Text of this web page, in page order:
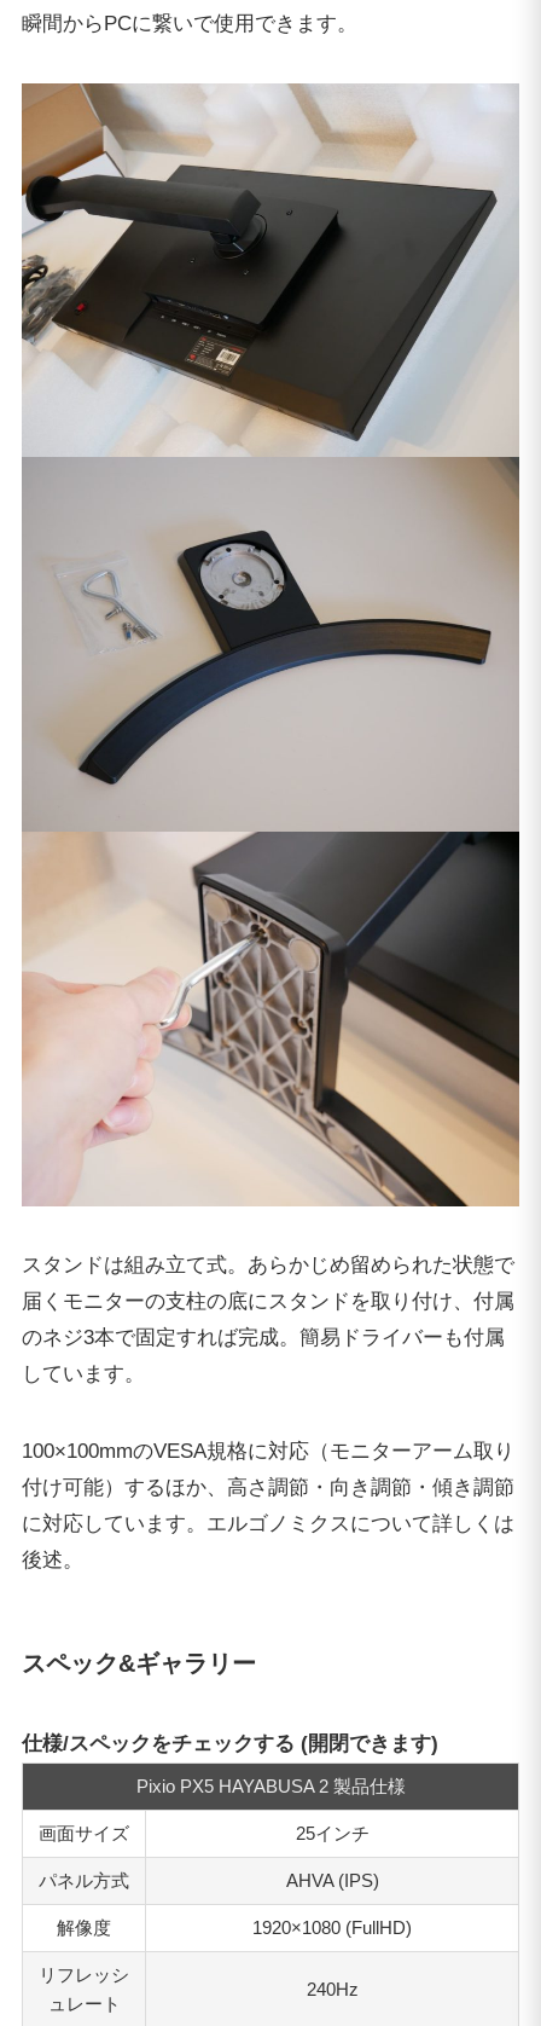
瞬間からPCに繋いで使用できます。
スタンドは組み立て式。あらかじめ留められた状態で
届くモニターの支柱の底にスタンドを取り付け、付属
のネジ3本で固定すれば完成。簡易ドライバーも付属
しています。
100×100mmのVESA規格に対応（モニターアーム取り
付け可能）するほか、高さ調節・向き調節・傾き調節
に対応しています。エルゴノミクスについて詳しくは
後述。
スペック&ギャラリー
仕様/スペックをチェックする (開閉できます)
Pixio PX5 HAYABUSA 2 製品仕様
画面サイズ 25インチ
パネル方式 AHVA (IPS)
解像度 1920×1080 (FullHD)
リフレッシ
ュレート
240Hz